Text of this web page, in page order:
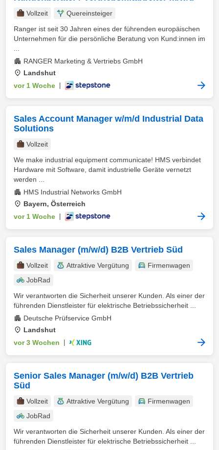
Vollzeit
Quereinsteiger
Ranger ist seit 30 Jahren eines der führenden europäischen
Unternehmen für die persönliche Beratung von Kund:innen im
RANGER Marketing & Vertriebs GmbH
Landshut
vor 1 Woche
Sales Account Manager w/m/d Industrial Data
Solutions
Vollzeit
We make industrial equipment communicate! HMS verbindet
Hardware mit Software, damit industrielle Geräte vernetzt
werden ...
HMS Industrial Networks GmbH
Bayern, Österreich
vor 1 Woche
Sales Manager (m/w/d) B2B Vertrieb Süd
Vollzeit Attraktive Vergütung
Firmenwagen
JobRad
Wir verantworten die Sicherheit unserer Kunden. Als einer der
führenden Dienstleister für elektrische Betriebssicherheit ...
Deutsche Prüfservice GmbH
Landshut
vor 3 Wochen
Senior Sales Manager (m/w/d) B2B Vertrieb
Süd
Vollzeit Attraktive Vergütung
Firmenwagen
JobRad
Wir verantworten die Sicherheit unserer Kunden. Als einer der
führenden Dienstleister für elektrische Betriebssicherheit ...